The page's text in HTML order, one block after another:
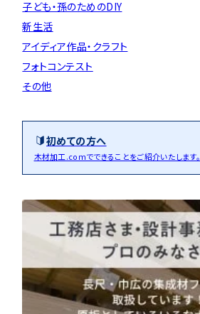
子ども・孫のためのDIY
新生活
アイディア作品・クラフト
フォトコンテスト
その他
初めての方へ
木材加工.comでできることをご紹介いたします。